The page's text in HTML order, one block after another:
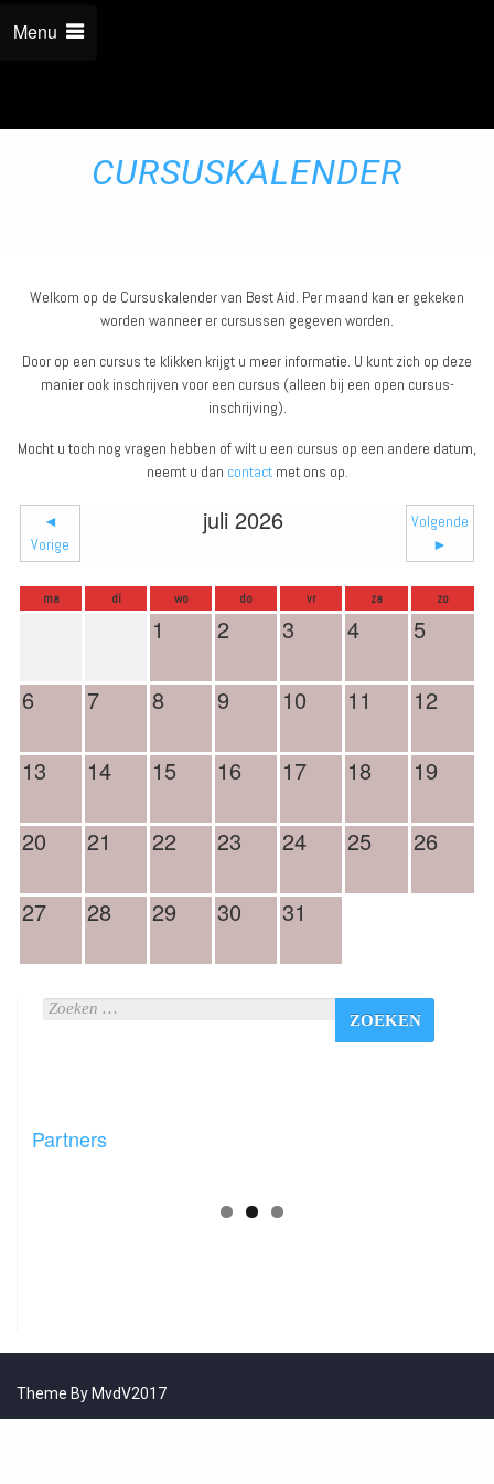
Menu
CURSUSKALENDER
Welkom op de Cursuskalender van Best Aid. Per maand kan er gekeken
worden wanneer er cursussen gegeven worden.
Door op een cursus te klikken krijgt u meer informatie. U kunt zich op deze
manier ook inschrijven voor een cursus (alleen bij een open cursus-
inschrijving).
Mocht u toch nog vragen hebben of wilt u een cursus op een andere datum,
neemt u dan contactmet ons op.
◄
Vorige
juli 2026
Volgende
►
ma di wo do vr za zo
1 2 3 4 5
6 7 8 9 10 11 12
13 14 15 16 17 18 19
20 21 22 23 24 25 26
27 28 29 30 31
Partners
Theme By MvdV2017